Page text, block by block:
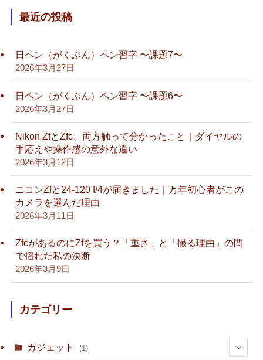
最近の投稿
日ペン（がくぶん）ペン習字 〜課題7〜
2026年3月27日
日ペン（がくぶん）ペン習字 〜課題6〜
2026年3月27日
Nikon ZfとZfc、両方触って分かったこと｜ダイヤルの
手応えや操作感の意外な違い
2026年3月12日
ニコンZfと24-120 f/4が届きました｜万年初心者がこの
カメラを選んだ理由
2026年3月11日
ZfcがあるのにZfを買う？「重さ」と「撮る理由」の間
で揺れた私の決断
2026年3月9日
カテゴリー
ガジェット (1)